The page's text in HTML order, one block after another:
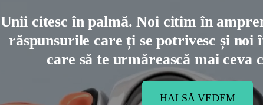
Unii citesc în palmă. Noi citim în
răspunsurile care ți se potrivesc și
care să te urmărească mai ceva
HAI SĂ VEDEM